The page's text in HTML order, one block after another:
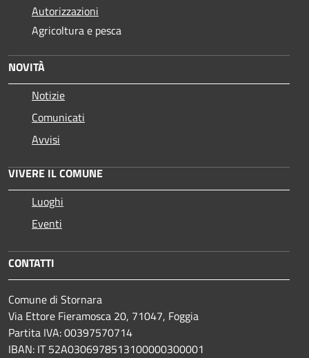
Autorizzazioni
Agricoltura e pesca
NOVITÀ
Notizie
Comunicati
Avvisi
VIVERE IL COMUNE
Luoghi
Eventi
CONTATTI
Comune di Stornara
Via Ettore Fieramosca 20, 71047, Foggia
Partita IVA: 00397570714
IBAN: IT 52A0306978513100000300001